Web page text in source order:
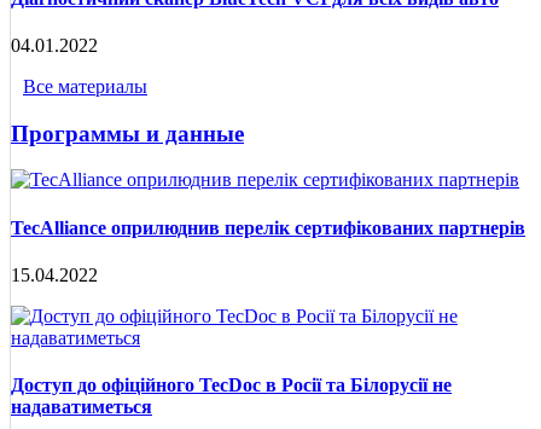
04.01.2022
Все материалы
Программы и данные
TecAlliance оприлюднив перелік сертифікованих партнерів
15.04.2022
Доступ до офіційного TecDoc в Росії та Білорусії не
надаватиметься